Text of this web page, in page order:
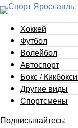
Хоккей
Футбол
Волейбол
Автоспорт
Бокс /
Другие виды
Cпортсмены
Подписывайтесь: